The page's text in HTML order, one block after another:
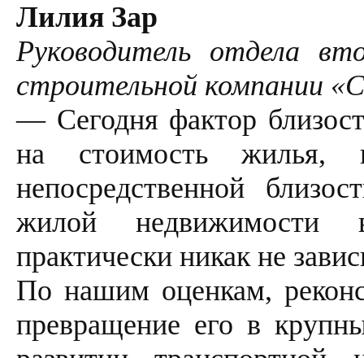
Лилия Зар
Руководитель отдела
строительной компании
— Сегодня фактор
на стоимость жилья,
непосредственной
жилой
практически никак не
По нашим оценкам,
превращение его в